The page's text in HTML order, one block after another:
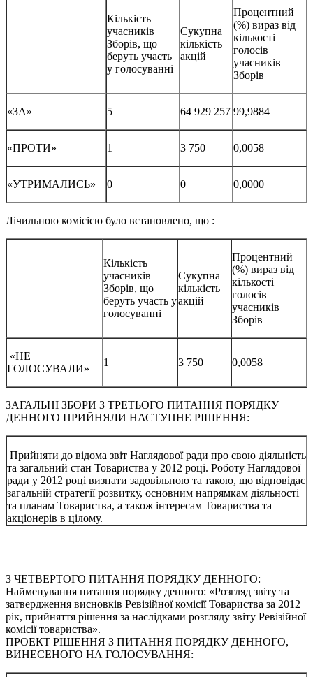
Кількість
учасників
Зборів, що
беруть участь
у голосуванні
Сукупна
кількість
акцій
Процентний
(%) вираз від
кількості
голосів
учасників
Зборів
«ЗА» 5 64 929 257 99,9884
«ПРОТИ» 1 3 750 0,0058
«УТРИМАЛИСЬ» 0 0 0,0000
Лічильною комісією було встановлено, що :
Кількість
учасників
Зборів, що
беруть участь у
голосуванні
Сукупна
кількість
акцій
Процентний
(%) вираз від
кількості
голосів
учасників
Зборів
«НЕ
ГОЛОСУВАЛИ»
1 3 750 0,0058
ЗАГАЛЬНІ ЗБОРИ З ТРЕТЬОГО ПИТАННЯ ПОРЯДКУ
ДЕННОГО ПРИЙНЯЛИ НАСТУПНЕ РІШЕННЯ:
Прийняти до відома звіт Наглядової ради про свою діяльність
та загальний стан Товариства у 2012 році. Роботу Наглядової
ради у 2012 році визнати задовільною та такою, що відповідає
загальній стратегії розвитку, основним напрямкам діяльності
та планам Товариства, а також інтересам Товариства та
акціонерів в цілому.
З ЧЕТВЕРТОГО ПИТАННЯ ПОРЯДКУ ДЕННОГО:
Найменування питання порядку денного: «Розгляд звіту та
затвердження висновків Ревізійної комісії Товариства за 2012
рік, прийняття рішення за наслідками розгляду звіту Ревізійної
комісії товариства».
ПРОЕКТ РІШЕННЯ З ПИТАННЯ ПОРЯДКУ ДЕННОГО,
ВИНЕСЕНОГО НА ГОЛОСУВАННЯ: